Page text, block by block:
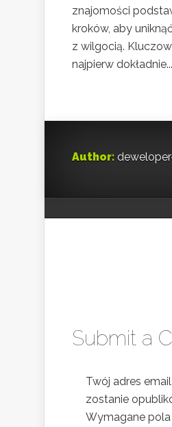
znajomości
kroków, aby
z wilgocią.
najpierw dokładnie...
Author:
Submit a
Twój adres
zostanie
Wymagane pola